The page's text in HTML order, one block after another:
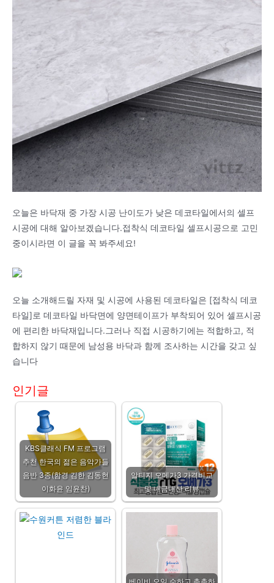
오늘은 바닥재 중 가장 시공 난이도가 낮은 데코타일에서의 셀프
시공에 대해 알아보겠습니다.접착식 데코타일 셀프시공으로 고민
중이시라면 이 글을 꼭 봐주세요!
오늘 소개해드릴 자재 및 시공에 사용된 데코타일은 [접착식 데코
타일]로 데코타일 바닥면에 양면테이프가 부착되어 있어 셀프시공
에 편리한 바닥재입니다.그러나 직접 시공하기에는 적합하고, 적
합하지 않기 때문에 남성용 바닥과 함께 조사하는 시간을 갖고 싶
습니다
인기글
KBS클래식 FM 프로그램
추천 한국의 젊은 음악가들
음반 3종(함경 김한 김동현
이화윤 임윤찬)
알티지 오메가3 가격비교
및 내금내산 리뷰